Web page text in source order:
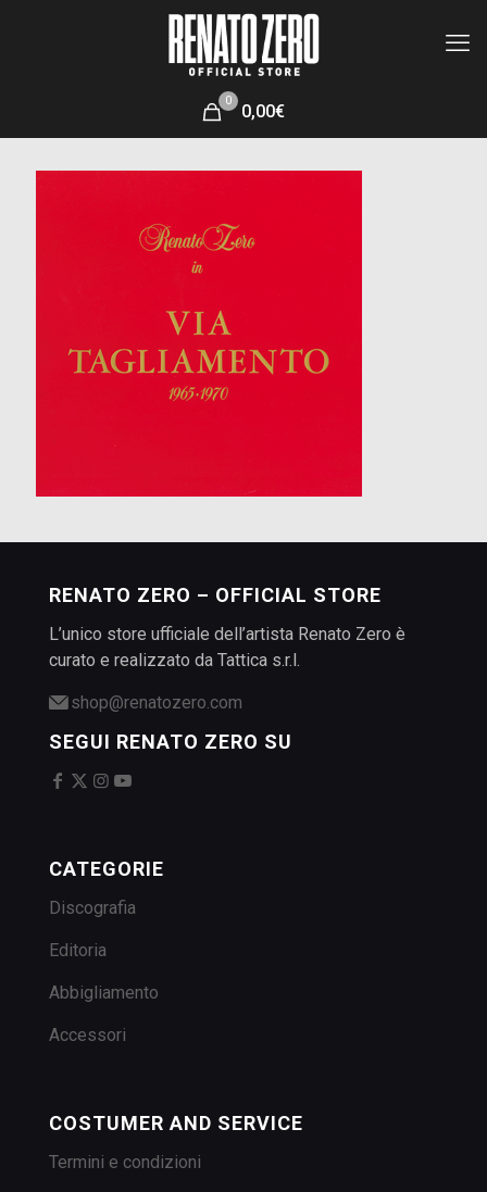
0
0,00€
RENATO ZERO – OFFICIAL STORE
L’unico store ufficiale dell’artista Renato Zero è
curato e realizzato da Tattica s.r.l.
shop@renatozero.com
SEGUI RENATO ZERO SU
CATEGORIE
Discografia
Editoria
Abbigliamento
Accessori
COSTUMER AND SERVICE
Termini e condizioni